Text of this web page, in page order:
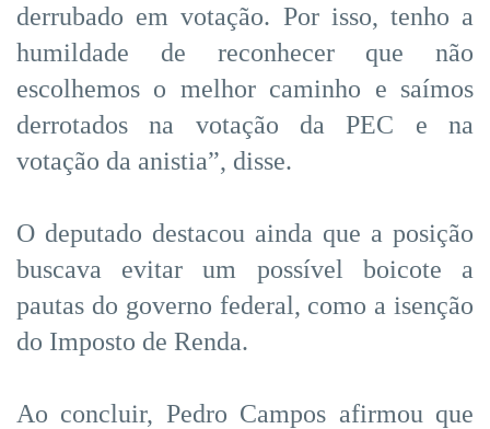
derrubado em votação. Por isso, tenho a
humildade de reconhecer que não
escolhemos o melhor caminho e saímos
derrotados na votação da PEC e na
votação da anistia”, disse.
O deputado destacou ainda que a posição
buscava evitar um possível boicote a
pautas do governo federal, como a isenção
do Imposto de Renda.
Ao concluir, Pedro Campos afirmou que